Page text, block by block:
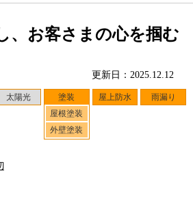
、お客さまの心を掴む
更新日：2025.12.12
太陽光
塗装
屋根塗装
外壁塗装
屋上防水 雨漏り